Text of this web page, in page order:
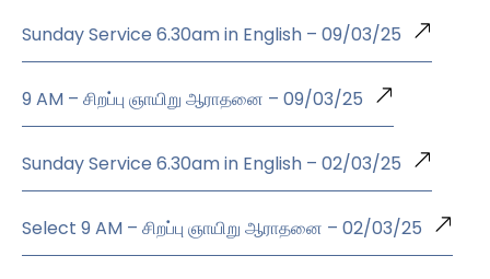
Sunday Service 6.30am in English – 09/03/25
9 AM – சிறப்பு ஞாயிறு ஆராதனை – 09/03/25
Sunday Service 6.30am in English – 02/03/25
Select 9 AM – சிறப்பு ஞாயிறு ஆராதனை – 02/03/25